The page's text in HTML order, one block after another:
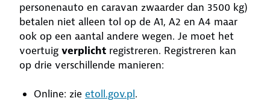
personenauto en caravan zwaarder dan 3500 kg)
betalen niet alleen tol op de A1, A2 en A4 maar
ook op een aantal andere wegen. Je moet het
voertuig verplicht registreren. Registreren kan
op drie verschillende manieren:
Online: zie etoll.gov.pl.